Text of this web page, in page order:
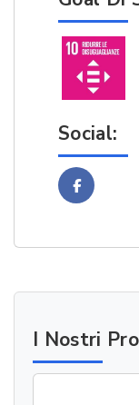
Social:
Facebook
I Nostri